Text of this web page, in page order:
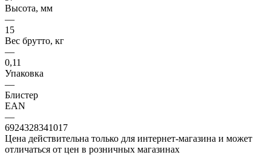
Высота, мм
—
15
Вес брутто, кг
—
0,11
Упаковка
—
Блистер
EAN
—
6924328341017
Цена действительна только для интернет-магазина и может
отличаться от цен в розничных магазинах